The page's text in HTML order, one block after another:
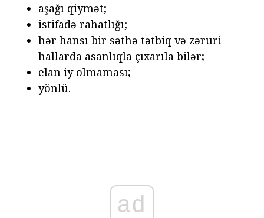
aşağı qiymət;
istifadə rahatlığı;
hər hansı bir səthə tətbiq və zəruri
hallarda asanlıqla çıxarıla bilər;
elan iy olmaması;
yönlü.
ad